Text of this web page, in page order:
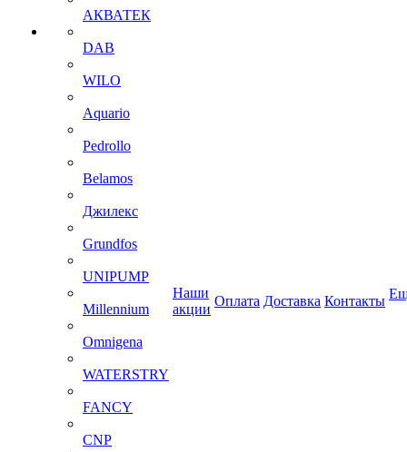
АКВАТЕК
DAB
WILO
Aquario
Pedrollo
Belamos
Джилекс
Grundfos
UNIPUMP
Millennium
Omnigena
WATERSTRY
FANCY
CNP
Наши
акции
Оплата Доставка Контакты